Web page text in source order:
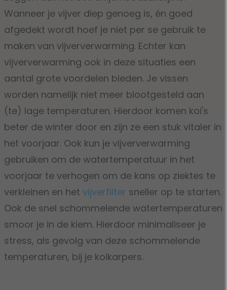
Wanneer je vijver diep genoeg is, én goed
afgedekt wordt hoef je niet per se gebruik te
maken van vijververwarming. Echter kan
vijververwarming ook in deze situaties een
aantal grote voordelen bieden. Je vissen
worden namelijk niet meer blootgesteld aan
(te) lage temperaturen. Hierdoor komen koi's
beter de winter door en zijn ze een stuk vitaler in
het voorjaar. Ook kun je vijververwarming
gebruiken om de watertemperatuur in het
voorjaar te verhogen om de kans op ziektes te
verkleinen en het vijverfilter sneller op te starten.
Ook de snel schommelende watertemperaturen
smoor je in de kiem. Hierdoor minimaliseer je
stress, als gevolg van deze schommelende
temperaturen, bij je koikarpers.